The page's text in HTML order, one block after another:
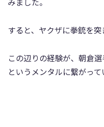
すると、ヤクザに拳銃を突
この辺りの経験が、朝倉
というメンタルに繋がって